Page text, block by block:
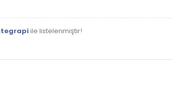
ile listelenmiştir!